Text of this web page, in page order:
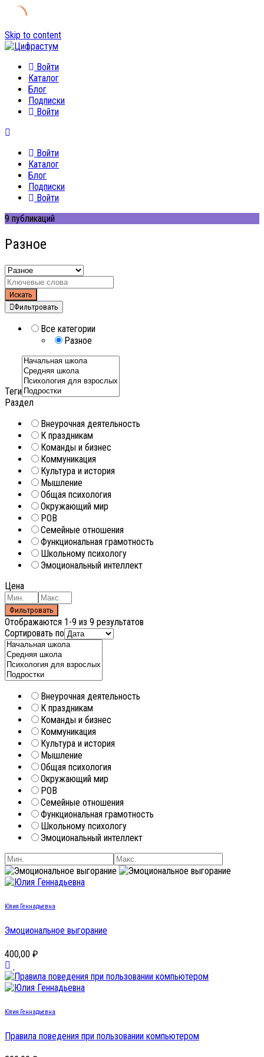
Skip to content
Войти
Каталог
Блог
Подписки
Войти
Войти
Каталог
Блог
Подписки
Войти
9 публикаций
Разное
Искать
Фильтровать
Все категории
Разное
Теги
Раздел
Внеурочная деятельность
К праздникам
Команды и бизнес
Коммуникация
Культура и история
Мышление
Общая психология
Окружающий мир
РОВ
Семейные отношения
Функциональная грамотность
Школьному психологу
Эмоциональный интеллект
Цена
Фильтровать
Отображаются 1-9 из 9 результатов
Сортировать по
Внеурочная деятельность
К праздникам
Команды и бизнес
Коммуникация
Культура и история
Мышление
Общая психология
Окружающий мир
РОВ
Семейные отношения
Функциональная грамотность
Школьному психологу
Эмоциональный интеллект
Юлия Геннадьевна
Эмоциональное выгорание
400,00 ₽
Юлия Геннадьевна
Правила поведения при пользовании компьютером